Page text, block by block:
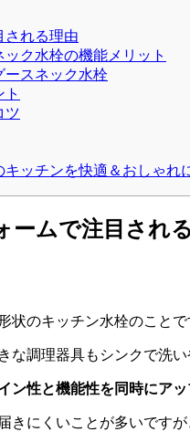
される理由
ク水栓の機能メリット
ースネック水栓
ツ
ッチンを快適＆おしゃれ
ームで注目され
状のキッチン水栓のことで
調理器具もシンクで洗
ン性と機能性を同時にアッ
にくいことが多いです